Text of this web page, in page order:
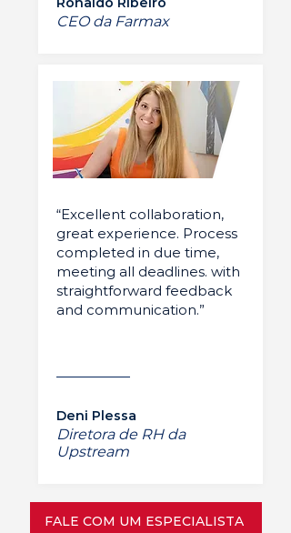
CEO da Farmax
“Excellent collaboration,
great experience. Process
completed in due time,
meeting all deadlines. with
straightforward feedback
and communication.”
Deni Plessa
Diretora de RH da
Upstream
FALE COM UM ESPECIALISTA